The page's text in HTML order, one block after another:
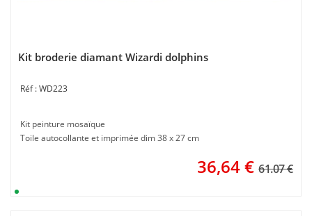
Kit broderie diamant Wizardi dolphins
WD223
Kit peinture mosaïque
Toile autocollante et imprimée dim 38 x 27 cm
36,64€ 61.07 €